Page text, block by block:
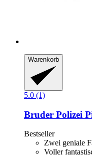
Warenkorb
5.0 (1)
Bruder Polizei
Bestseller
Zwei geniale
Voller